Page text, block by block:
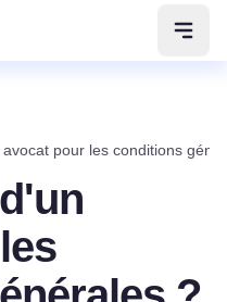
pour les conditions